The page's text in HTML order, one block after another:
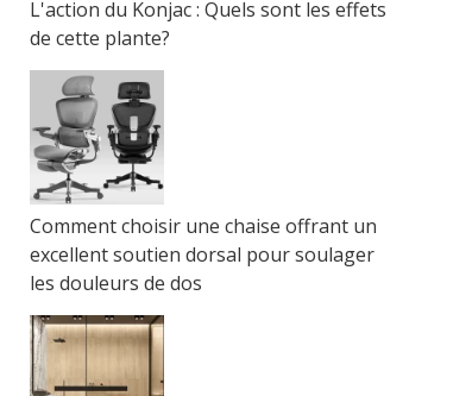
L'action du Konjac : Quels sont les effets
de cette plante?
Comment choisir une chaise offrant un
excellent soutien dorsal pour soulager
les douleurs de dos